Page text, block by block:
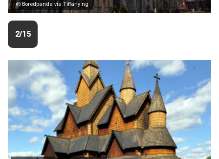
© Boredpanda vía Tiffany ng
2/15